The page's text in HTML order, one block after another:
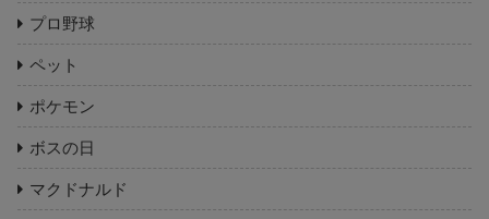
プロ野球
ペット
ポケモン
ボスの日
マクドナルド